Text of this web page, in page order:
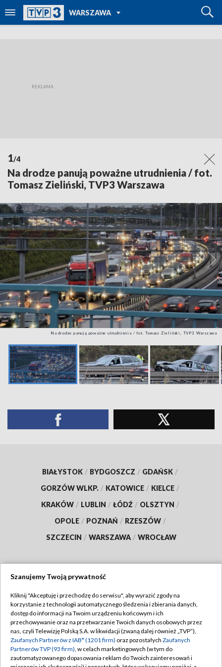
WARSZAWA
TVP REGIONY
1/4
Na drodze panują poważne utrudnienia / fot.
Tomasz Zieliński, TVP3 Warszawa
Na drodze panują poważne utrudnienia / fot. Tomasz Zieliński, TVP3 Warszawa
BIAŁYSTOK / BYDGOSZCZ / GDAŃSK /
GORZÓW WLKP. / KATOWICE / KIELCE /
KRAKÓW / LUBLIN / ŁÓDŹ / OLSZTYN /
OPOLE / POZNAŃ / RZESZÓW /
SZCZECIN / WARSZAWA / WROCŁAW
TVP
Abonament TVP
Emisja w TVP
Centrum informacji TVP
Regulamin TVP
Polityka prywatności
Moje zgody
Szanujemy Twoją prywatność
Kliknij "Akceptuję i przechodzę do serwisu", aby wyrazić zgody na
korzystanie z technologii automatycznego śledzenia i zbierania danych,
dostęp do informacji na Twoim urządzeniu końcowym i ich
przechowywanie oraz na przetwarzanie Twoich danych osobowych przez
nas, czyli Telewizję Polską S.A. w likwidacji (zwaną dalej również „TVP”),
Zaufanych Partnerów z IAB* (1201 firm) oraz pozostałych Zaufanych
Partnerów TVP (93 firm), w celach marketingowych (w tym do
zautomatyzowanego dopasowania reklam do Twoich zainteresowań i